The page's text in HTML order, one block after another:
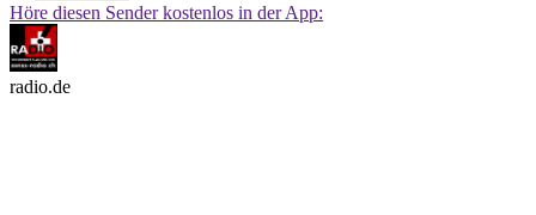
Höre diesen Sender kostenlos in der App:
radio.de